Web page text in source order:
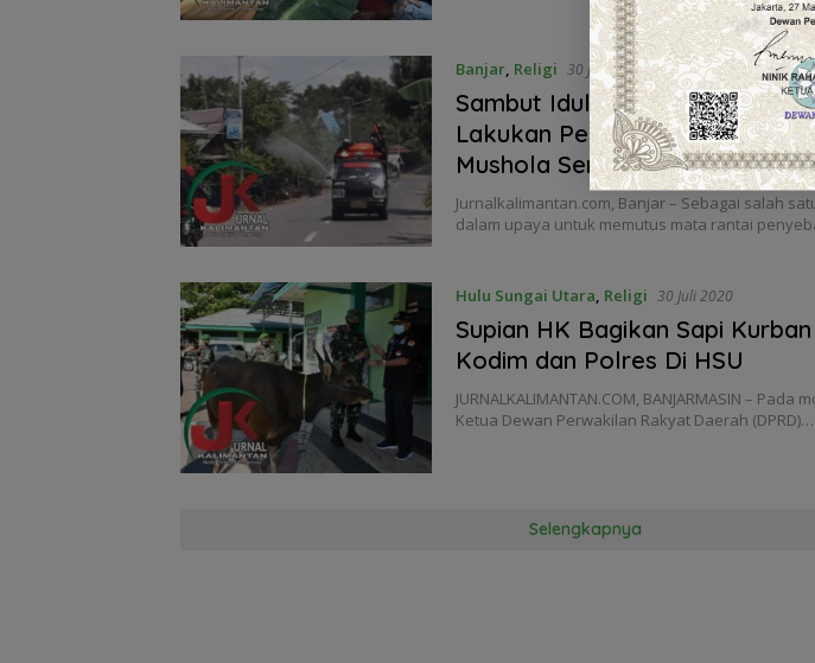
Banjar, Religi 30 Juli 2020
Sambut Idul Adha,BPK Radja
Lakukan Penyemprotan
Mushola Serta Pemukiman
Jurnalkalimantan.com, Banjar – Sebagai salah
dalam upaya untuk memutus mata rantai
Hulu Sungai Utara, Religi 30 Juli 2020
Supian HK Bagikan Sapi
Kodim dan Polres Di HSU
JURNALKALIMANTAN.COM, BANJARMASIN – Pada
Ketua Dewan Perwakilan Rakyat Daerah (DPRD)…
Selengkapnya